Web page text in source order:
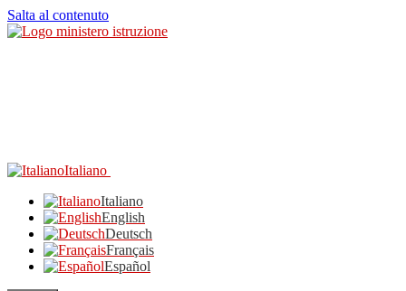
Salta al contenuto
Italiano
Italiano
English
Deutsch
Français
Español